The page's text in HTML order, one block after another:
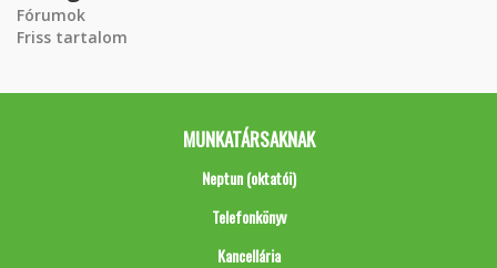
Fórumok
Friss tartalom
MUNKATÁRSAKNAK
Neptun (oktatói)
Telefonkönyv
Kancellária